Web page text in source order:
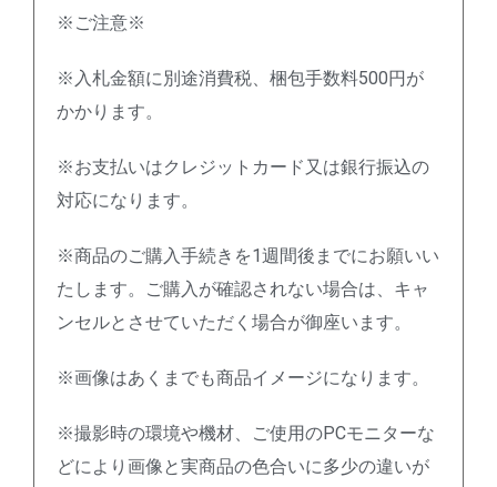
※ご注意※
※入札金額に別途消費税、梱包手数料500円が
かかります。
※お支払いはクレジットカード又は銀行振込の
対応になります。
※商品のご購入手続きを1週間後までにお願いい
たします。ご購入が確認されない場合は、キャ
ンセルとさせていただく場合が御座います。
※画像はあくまでも商品イメージになります。
※撮影時の環境や機材、ご使用のPCモニターな
どにより画像と実商品の色合いに多少の違いが